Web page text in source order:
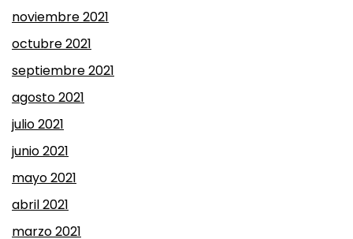
noviembre 2021
octubre 2021
septiembre 2021
agosto 2021
julio 2021
junio 2021
mayo 2021
abril 2021
marzo 2021